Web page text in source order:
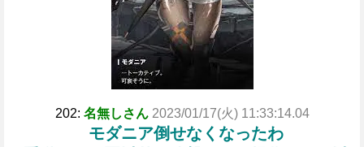
202: 名無しさん 2023/01/17(火) 11:33:14.04
モダニア倒せなくなったわ